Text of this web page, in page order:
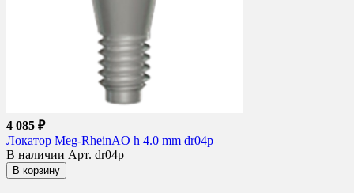
4 085 ₽
Локатор Meg-RheinAO h 4.0 mm dr04p
В наличии Арт. dr04p
В корзину